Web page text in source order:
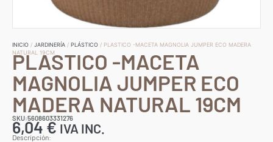
INICIO / JARDINERÍA / PLÁSTICO / PLASTICO -MACETA MAGNOLIA JUMPER ECO MADERA
NATURAL 19CM
PLASTICO -MACETA
MAGNOLIA JUMPER ECO
MADERA NATURAL 19CM
SKU:5608603331276
6,04€ IVA INC.
Descripción: